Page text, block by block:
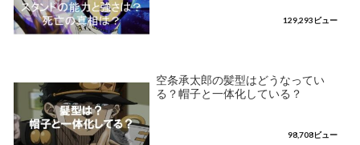
129,293ビュー
空条承太郎の髪型はどうなってい
る？帽子と一体化している？
98,708ビュー